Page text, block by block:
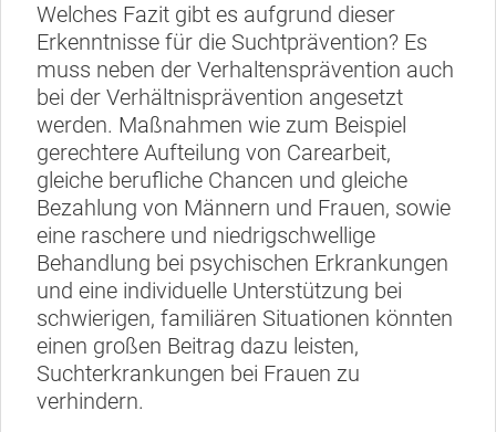
Welches Fazit gibt es aufgrund dieser
Erkenntnisse für die Suchtprävention? Es
muss neben der Verhaltensprävention auch
bei der Verhältnisprävention angesetzt
werden. Maßnahmen wie zum Beispiel
gerechtere Aufteilung von Carearbeit,
gleiche berufliche Chancen und gleiche
Bezahlung von Männern und Frauen, sowie
eine raschere und niedrigschwellige
Behandlung bei psychischen Erkrankungen
und eine individuelle Unterstützung bei
schwierigen, familiären Situationen könnten
einen großen Beitrag dazu leisten,
Suchterkrankungen bei Frauen zu
verhindern.